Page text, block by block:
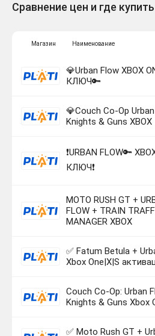
Сравнение цен и где купить
Магазин Наименование
💎Urban Flow XBOX
КЛЮЧ🔑
💎Couch Co-Op
Knights & Guns
❗URBAN FLOW🔑
КЛЮЧ❗
MOTO RUSH GT +
FLOW + TRAIN
MANAGER XBOX
✅ Fatum Betula +
Xbox One|X|S
Couch Co-Op: Urban
Knights & Guns Xbox
✅ Moto Rush GT +